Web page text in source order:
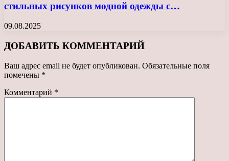
стильных рисунков модной одежды с…
09.08.2025
ДОБАВИТЬ КОММЕНТАРИЙ
Ваш адрес email не будет опубликован. Обязательные поля
помечены *
Комментарий *